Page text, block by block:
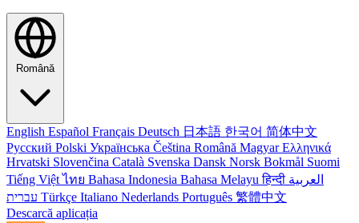
Română
English Español Français Deutsch 日本語 한국어 简体中文
Русский Polski Українська Čeština Română MagyarΕλληνικά
Hrvatski Slovenčina Català Svenska Dansk Norsk Bokmål Suomi
Tiếng Việtไทย Bahasa Indonesia Bahasa Melayuहिन्दी العربية
Türkçe Italiano Nederlands Português 繁體中文
Descarcă aplicația